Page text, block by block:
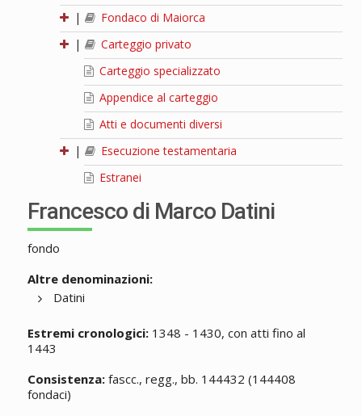
|
Fondaco di Maiorca
|
Carteggio privato
Carteggio specializzato
Appendice al carteggio
Atti e documenti diversi
|
Esecuzione testamentaria
Estranei
Francesco di Marco Datini
fondo
Altre denominazioni:
Datini
Estremi cronologici:1348 - 1430, con atti fino al
1443
Consistenza:fascc., regg., bb. 144432 (144408
fondaci)